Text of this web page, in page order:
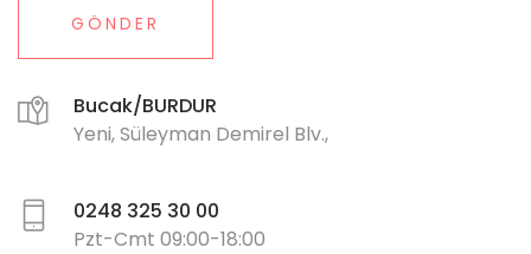
GÖNDER
Bucak/BURDUR
Yeni, Süleyman Demirel Blv.,
0248 325 30 00
Pzt-Cmt 09:00-18:00